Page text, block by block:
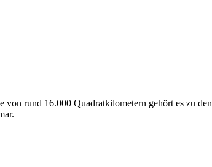
rund 16.000 Quadratkilometern gehört es zu